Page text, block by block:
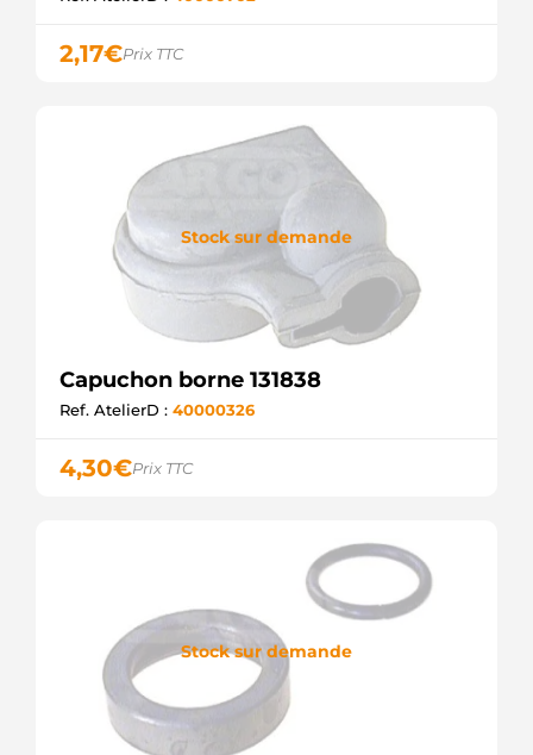
2,17€Prix TTC
Stock sur demande
Capuchon borne 131838
Ref. AtelierD : 40000326
4,30€Prix TTC
Stock sur demande